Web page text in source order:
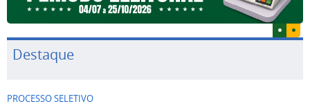
Destaque
PROCESSO SELETIVO